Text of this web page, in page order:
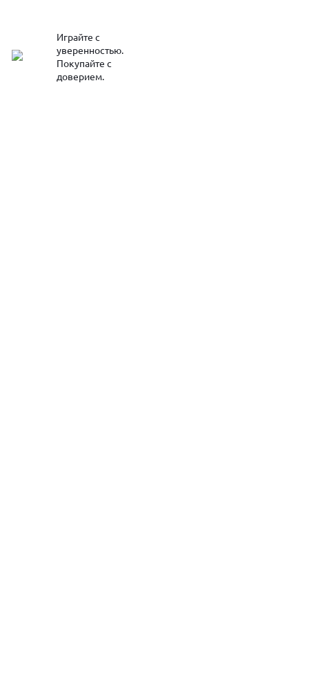
Играйте с
уверенностью.
Покупайте с
доверием.